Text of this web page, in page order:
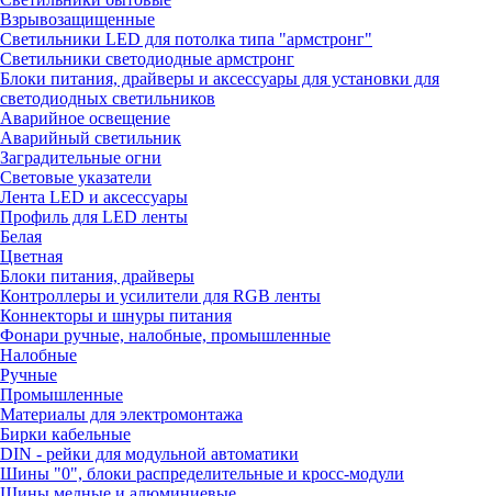
Взрывозащищенные
Светильники LED для потолка типа "армстронг"
Светильники светодиодные армстронг
Блоки питания, драйверы и аксессуары для установки для
светодиодных светильников
Аварийное освещение
Аварийный светильник
Заградительные огни
Световые указатели
Лента LED и аксессуары
Профиль для LED ленты
Белая
Цветная
Блоки питания, драйверы
Контроллеры и усилители для RGB ленты
Коннекторы и шнуры питания
Фонари ручные, налобные, промышленные
Налобные
Ручные
Промышленные
Материалы для электромонтажа
Бирки кабельные
DIN - рейки для модульной автоматики
Шины "0", блоки распределительные и кросс-модули